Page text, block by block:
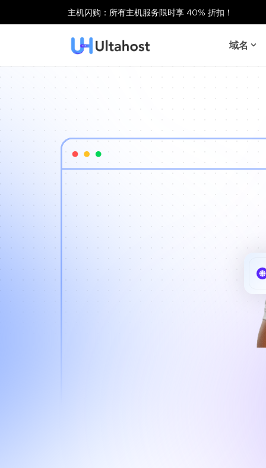
主机闪购：所有主机服务限时享 40% 折扣！
域名